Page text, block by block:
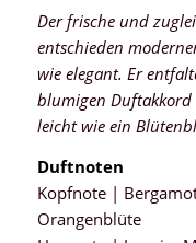
Der frische und
entschieden
wie elegant. Er
blumigen Duftakkord
leicht wie ein
Duftnoten
Kopfnote |
Orangenblüte